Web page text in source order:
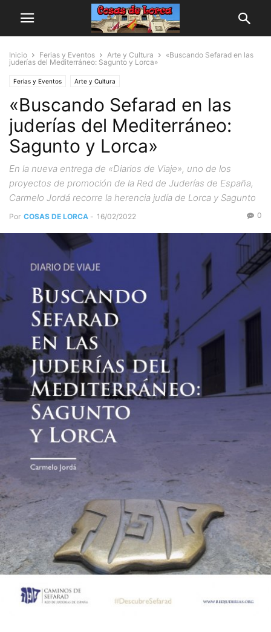
Inicio Ferias y Eventos Arte y Cultura
«Buscando Sefarad en las
juderías del Mediterráneo: Sagunto y Lorca»
Ferias y Eventos Arte y Cultura
«Buscando Sefarad en las
juderías del Mediterráneo:
Sagunto y Lorca»
En la nueva entrega de «Diarios de Viaje», uno de los
proyectos de promoción de la Red de Juderías de España,
Carmelo Jordá recorre la herencia judía de Lorca y Sagunto
Por COSAS DE LORCA - 16/02/2022 0